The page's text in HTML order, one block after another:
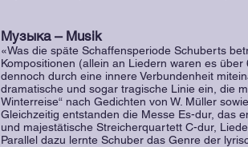
Музыка – Musik
«Was die späte Schaffensperiode Schuberts
Kompositionen (allein an Liedern waren es
dennoch durch eine innere Verbundenheit
dramatische und sogar tragische Linie ein, die
Winterreise“ nach Gedichten von W. Müller
Gleichzeitig entstanden die Messe Es-dur, das
und majestätische Streicherquartett C-dur,
Parallel dazu lernte Schuber das Genre der